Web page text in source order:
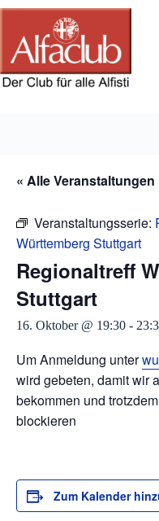
Zum
springen
« Alle Veranstaltungen
Veranstaltungsserie:
Württemberg Stuttgart
Regionaltreff
Stuttgart
16. Oktober @ 19:30 -
Um Anmeldung unter
wird gebeten, damit wir
bekommen und
blockieren
Zum Kalender